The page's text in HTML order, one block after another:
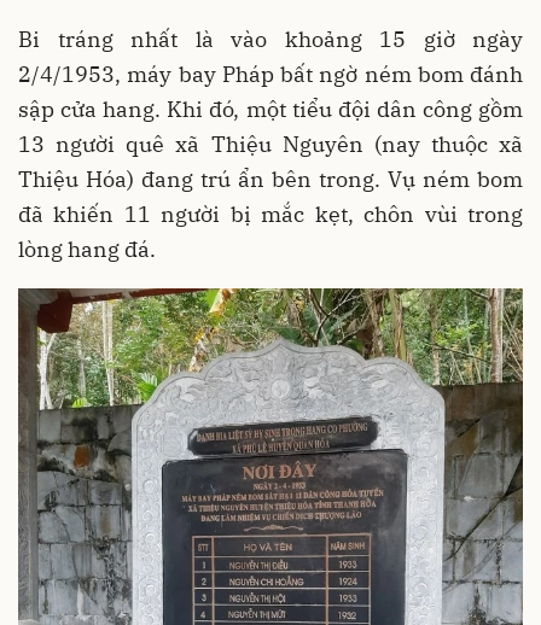
Bi tráng nhất là vào khoảng 15 giờ ngày
2/4/1953, máy bay Pháp bất ngờ ném bom đánh
sập cửa hang. Khi đó, một tiểu đội dân công gồm
13 người quê xã Thiệu Nguyên (nay thuộc xã
Thiệu Hóa) đang trú ẩn bên trong. Vụ ném bom
đã khiến 11 người bị mắc kẹt, chôn vùi trong
lòng hang đá.